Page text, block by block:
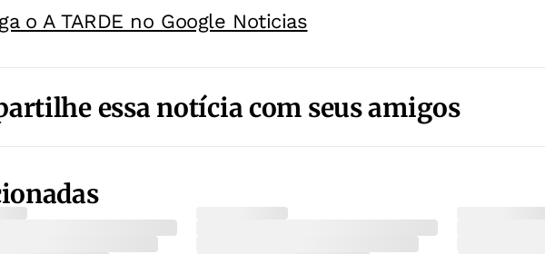
o A TARDE no Google Noticias
essa notícia com seus amigos